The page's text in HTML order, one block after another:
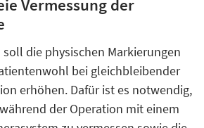
Vermessung der
soll die physischen Markierungen
bei gleichbleibender
erhöhen. Dafür ist es notwendig,
der Operation mit einem